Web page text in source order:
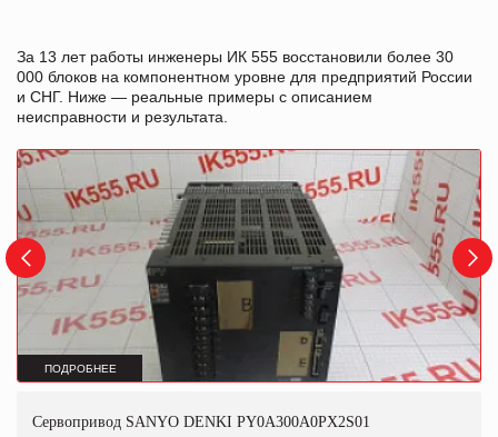
За 13 лет работы инженеры ИК 555 восстановили более 30
000 блоков на компонентном уровне для предприятий России
и СНГ. Ниже — реальные примеры с описанием
неисправности и результата.
ПОДРОБНЕЕ
Сервопривод SANYO DENKI PY0A300A0PX2S01